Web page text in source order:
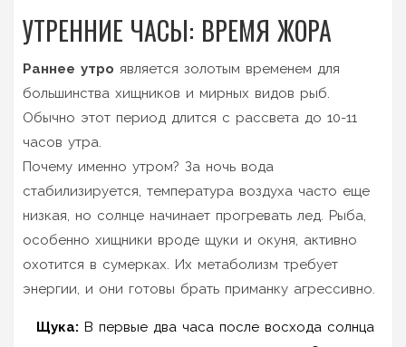
УТРЕННИЕ ЧАСЫ: ВРЕМЯ ЖОРА
Раннее утро является золотым временем для
большинства хищников и мирных видов рыб.
Обычно этот период длится с рассвета до 10-11
часов утра.
Почему именно утром? За ночь вода
стабилизируется, температура воздуха часто еще
низкая, но солнце начинает прогревать лед. Рыба,
особенно хищники вроде щуки и окуня, активно
охотится в сумерках. Их метаболизм требует
энергии, и они готовы брать приманку агрессивно.
Щука: В первые два часа после восхода солнца